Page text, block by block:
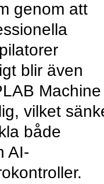
genom att
blir även
Machine
vilket
både
AI-